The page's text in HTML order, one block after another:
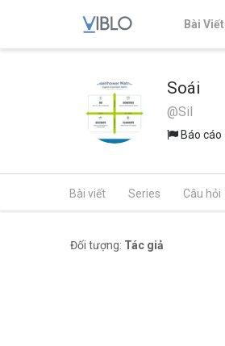
Bài Viết
Soái
@Sil
Báo cáo
Bài viết Series Câu hỏi
Đối tượng: Tác giả